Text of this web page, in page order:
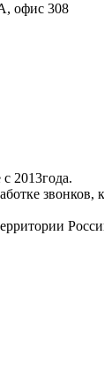
офис 308
2013года.